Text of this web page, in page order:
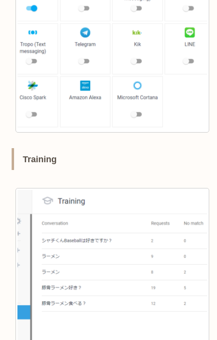
Training